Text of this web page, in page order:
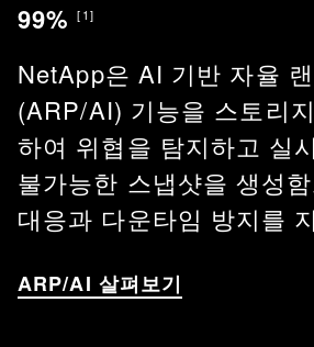
99% [1]
NetApp은 AI 기반 자율
(ARP/AI) 기능을 스토리
하여 위협을 탐지하고 실
불가능한 스냅샷을 생성
대응과 다운타임 방지를
ARP/AI 살펴보기